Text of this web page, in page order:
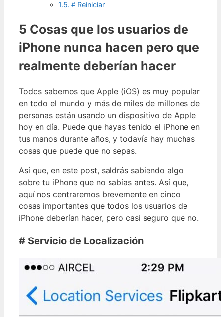
# Reiniciar
5 Cosas que los usuarios de
iPhone nunca hacen pero que
realmente deberían hacer
Todos sabemos que Apple (iOS) es muy popular
en todo el mundo y más de miles de millones de
personas están usando un dispositivo de Apple
hoy en día. Puede que hayas tenido el iPhone en
tus manos durante años, y todavía hay muchas
cosas que puede que no sepas.
Así que, en este post, saldrás sabiendo algo
sobre tu iPhone que no sabías antes. Así que,
aquí nos centraremos brevemente en cinco
cosas importantes que todos los usuarios de
iPhone deberían hacer, pero casi seguro que no.
# Servicio de Localización